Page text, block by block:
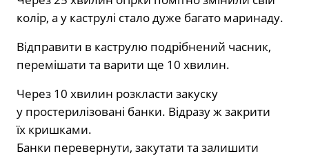
колір, а у каструлі стало дуже багато маринаду.
Відправити в каструлю подрібнений часник,
перемішати та варити ще 10 хвилин.
Через 10 хвилин розкласти закуску
у простерилізовані банки. Відразу ж закрити
їх кришками.
Банки перевернути, закутати та залишити